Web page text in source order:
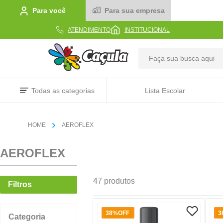
Para você Para sua empresa
ATENDIMENTO INSTITUCIONAL
Todas as categorias Lista Escolar
AEROFLEX
AEROFLEX
Filtros
Categoria
47 produtos
38%OFF